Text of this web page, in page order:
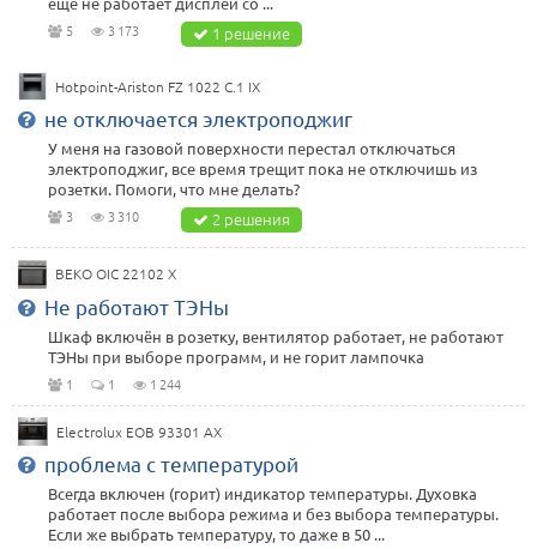
5 3 173 1 решение
Hotpoint-Ariston FZ 1022 C.1 IX
не отключается электроподжиг
У меня на газовой поверхности перестал отключаться
электроподжиг, все время трещит пока не отключишь из
розетки. Помоги, что мне делать?
3 3 310 2 решения
BEKO OIC 22102 X
Не работают ТЭНы
Шкаф включён в розетку, вентилятор работает, не работают
ТЭНы при выборе программ, и не горит лампочка
1 1 1 244
Electrolux EOB 93301 AX
проблема с температурой
Всегда включен (горит) индикатор температуры. Духовка
работает после выбора режима и без выбора температуры.
Если же выбрать температуру, то даже в 50 ...